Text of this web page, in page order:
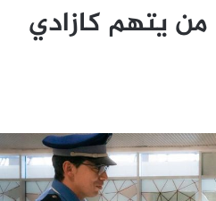
من يتهم كازادي